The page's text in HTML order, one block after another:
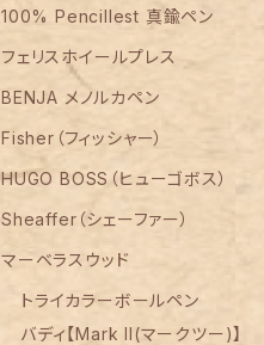
100% Pencillest 真鍮ペン
フェリスホイールプレス
BENJA メノルカペン
Fisher（フィッシャー）
HUGO BOSS（ヒューゴボス）
Sheaffer（シェーファー）
マーベラスウッド
トライカラーボールペン
バディ【Mark II(マークツー)】